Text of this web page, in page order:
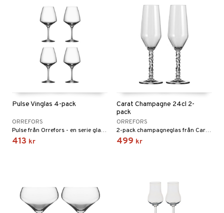
Pulse Vinglas 4-pack
ORREFORS
Pulse från Orrefors - en serie glas i enkel och stilren design.
413 kr
Carat Champagne 24cl 2-
pack
ORREFORS
2-pack champagneglas från Carat-serien från Orrefors.
499 kr